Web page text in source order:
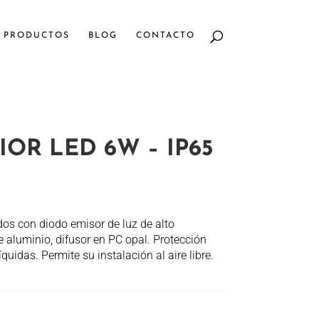
PRODUCTOS BLOG CONTACTO
LED 6W – IP65
con diodo emisor de luz de alto
difusor en PC opal. Protección
Permite su instalación al aire libre.